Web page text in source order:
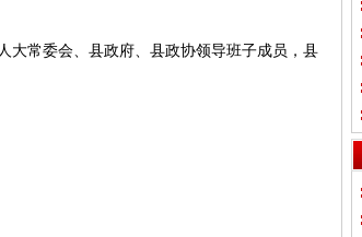
大常委会、县政府、县政协领导班子成员，县